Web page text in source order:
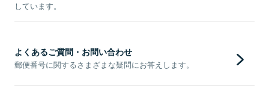
しています。
よくあるご質問・お問い合わせ
郵便番号に関するさまざまな疑問にお答えします。